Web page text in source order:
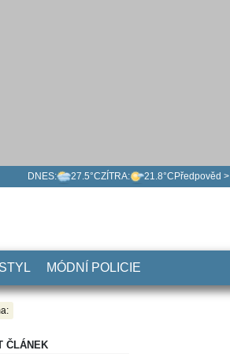
DNES: 27.5°CZÍTRA: 21.8°C Předpověd >
MÓDNÍ POLICIE
ČLÁNEK